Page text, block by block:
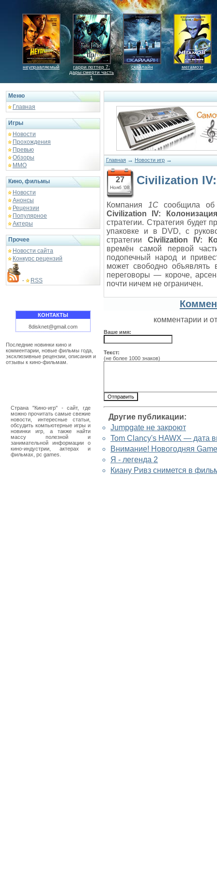
неуправляемый
гарри поттер 7:
дары смерти часть
1
скайлайн мегамозг
Меню
Главная
Игры
Новости
Прохождения
Превью
Обзоры
ММО
Кино, фильмы
Новости
Анонсы
Рецензии
Популярное
Актеры
Прочее
Новости сайта
Конкурс рецензий
- RSS
КОНТАКТЫ
8disknet@gmail.com
Последние новинки кино и
комментарии, новые фильмы года,
эксклюзивные рецензии, описания и
отзывы к кино-фильмам.
Страна "Кино-игр" - сайт, где
можно прочитать самые свежие
новости, интересные статьи,
обсудить компьютерные игры и
новинки игр, а также найти
массу полезной и
занимательной информации о
кино-индустрии, актерах и
фильмах, pc games.
Главная → Новости игр →
27
Нояб '08
Civilization
Компания 1Ссообщила об
Civilization IV: Колонизация
стратегии. Стратегия будет
упаковке и в DVD, с
стратегии Civilization IV:
времён самой первой
подопечный народ и
может свободно объявлять
переговоры — короче,
почти ничем не ограничен.
комментарии и
Ваше имя:
Текст:
(не более 1000 знаков)
Другие публикации:
Jumpgate не закроют
Tom Clancy's HAWX — дата
Внимание! Новогодняя
Я - легенда 2
Киану Ривз снимется в